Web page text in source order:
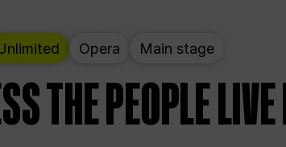
Opera Main stage
THE PEOPLE